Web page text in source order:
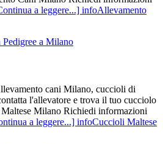
a leggere...] infoAllevamento
cani Milano, cuccioli di
l'allevatore e trova il tuo cucciolo
Milano Richiedi informazioni
a leggere...] infoCuccioli Maltese